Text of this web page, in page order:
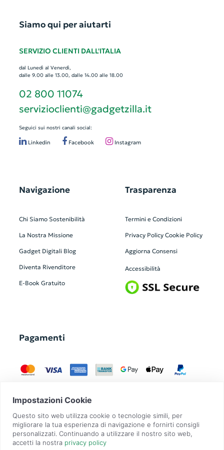
Siamo qui per aiutarti
SERVIZIO CLIENTI DALL'ITALIA
dal Lunedì al Venerdì,
dalle 9.00 alle 13.00, dalle 14.00 alle 18.00
02 800 11074
servizioclienti@gadgetzilla.it
Seguici sui nostri canali social:
Linkedin Facebook Instagram
Navigazione
Chi Siamo Sostenibilità
La Nostra Missione
Gadget Digitali Blog
Diventa Rivenditore
E-Book Gratuito
Trasparenza
Termini e Condizioni
Privacy Policy Cookie Policy
Aggiorna Consensi
Accessibilità
Pagamenti
GadgetZilla è un Brand di Overbi S.r.l.| realizzato con Contit
| © 2026 Tutti
i diritti riservati | P.IVA: 09351560967